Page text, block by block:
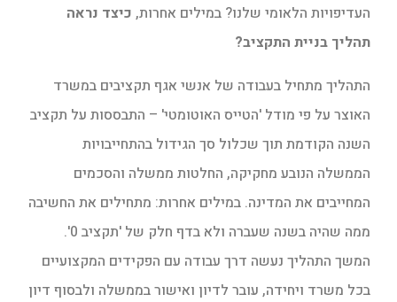
העדיפויות הלאומי שלנו? במילים אחרות, כיצד נראה
תהליך בניית התקציב?
התהליך מתחיל בעבודה של אנשי אגף תקציבים במשרד
האוצר על פי מודל 'הטייס האוטומטי' – התבססות על תקציב
השנה הקודמת תוך שכלול סך הגידול בהתחייבויות
הממשלה הנובע מחקיקה, החלטות ממשלה והסכמים
המחייבים את המדינה. במילים אחרות: מתחילים את החשיבה
ממה שהיה בשנה שעברה ולא בדף חלק של 'תקציב 0'.
המשך התהליך נעשה דרך עבודה עם הפקידים המקצועיים
בכל משרד ויחידה, עובר לדיון ואישור בממשלה ולבסוף דיון